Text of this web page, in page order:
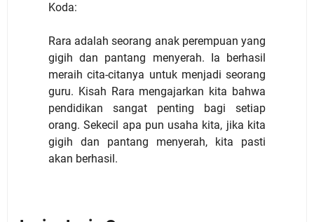
Koda:
Rara adalah seorang anak perempuan yang
gigih dan pantang menyerah. Ia berhasil
meraih cita-citanya untuk menjadi seorang
guru. Kisah Rara mengajarkan kita bahwa
pendidikan sangat penting bagi setiap
orang. Sekecil apa pun usaha kita, jika kita
gigih dan pantang menyerah, kita pasti
akan berhasil.